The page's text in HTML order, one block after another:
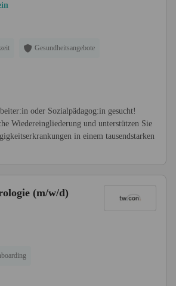
Gesundheitsangebote
oder Sozialpädagog:in gesucht!
Wiedereingliederung und unterstützen Sie
in einem tausendstarken
(m/w/d)